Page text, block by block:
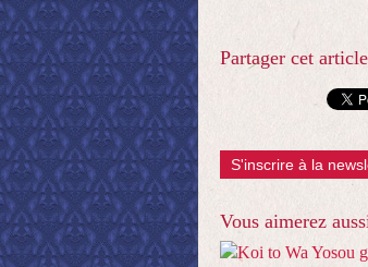
Partager cet article
S'inscrire à la
Vous aimerez